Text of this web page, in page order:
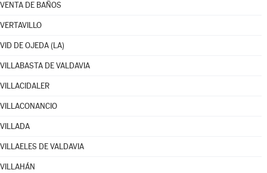
VENTA DE BAÑOS
VERTAVILLO
VID DE OJEDA (LA)
VILLABASTA DE VALDAVIA
VILLACIDALER
VILLACONANCIO
VILLADA
VILLAELES DE VALDAVIA
VILLAHÁN